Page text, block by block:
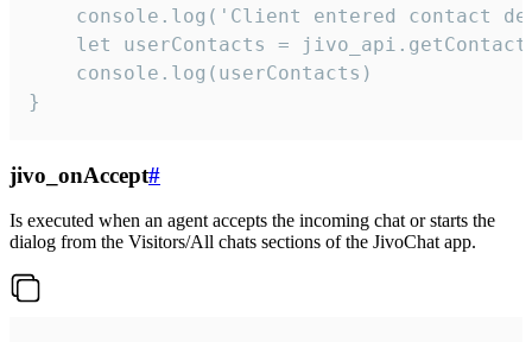
console.log('Client entered contact
let userContacts =
    console.log(userContacts)
}
jivo_onAccept#
Is executed when an agent accepts the incoming chat or starts the
dialog from the Visitors/All chats sections of the JivoChat app.